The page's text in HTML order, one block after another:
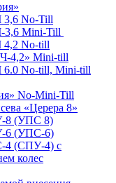
3,6 No-Till
3,6 Mini-Till
4,2 No-till
4,2» Mini-till
6.0 No-till, Mini-till
No-Mini-Till
«Церера 8»
8 (УПС 8)
6 (УПС-6)
4 (СПУ-4) с
колес